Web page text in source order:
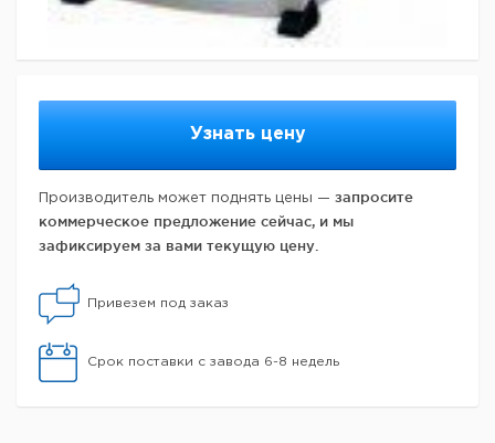
Узнать цену
Производитель может поднять цены — запросите
коммерческое предложение сейчас, и мы
зафиксируем за вами текущую цену.
Привезем под заказ
Срок поставки с завода 6-8 недель